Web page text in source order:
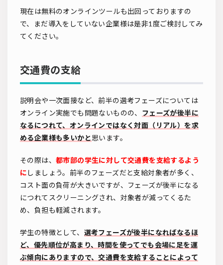
現在は無料のオンラインツールも出回っておりますの
で、まだ導入をしていない企業様は是非1度ご検討してみ
てください。
交通費の支給
説明会や一次面接など、前半の選考フェーズについては
オンライン実施でも問題ないものの、 フェーズが後半に
なるにつれて、オンラインではなく対面（リアル）を求
める企業様も多いかと思います。
その際は、 都市部の学生に対して交通費を支給するよう
に しましょう。前半のフェーズだと支給対象者が多く、
コスト面の負荷が大きいですが、フェーズが後半になる
につれてスクリーニングされ、対象者が減ってくるた
め、負担も軽減されます。
学生の特徴として、 選考フェーズが後半になればなるほ
ど、優先順位が高まり、時間を使ってでも会場に足を運
ぶ傾向にありますので、交通費を支給することによって